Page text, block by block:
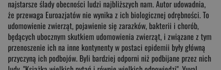
najstarsze ślady obecności ludzi najbliższych nam. Autor udowadnia,
że przewaga Euroazjatów nie wynika z ich biologicznej odrębności. To
udomowienie zwierząt, pojawienie się zarazków, bakterii i chorób,
będących ubocznym skutkiem udomowienia zwierząt, i związane z tym
przenoszenie ich na inne kontynenty w postaci epidemii były główną
przyczyną ich podbojów. Byli bardziej odporni niż podbijane przez nich